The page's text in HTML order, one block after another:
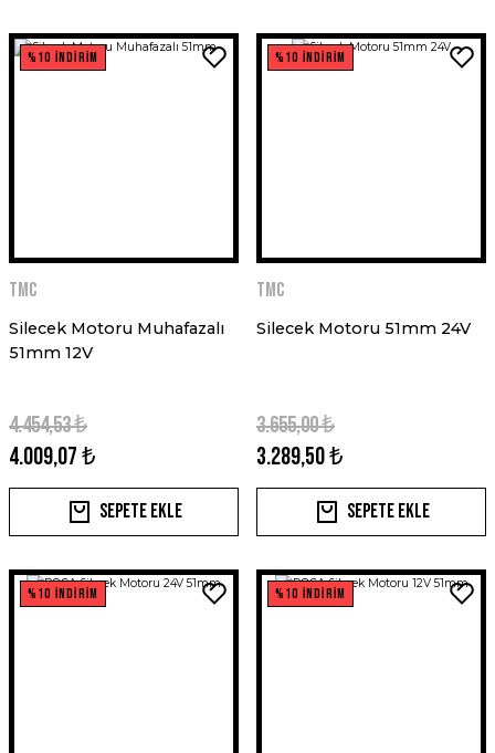
%10 İNDİRİM
TMC
Silecek Motoru Muhafazalı
51mm 12V
4.009,07 ₺
4.454,53 ₺
Sepete Ekle
%10 İNDİRİM
TMC
Silecek Motoru 51mm 24V
3.289,50 ₺
3.655,00 ₺
Sepete Ekle
%10 İNDİRİM %10 İNDİRİM